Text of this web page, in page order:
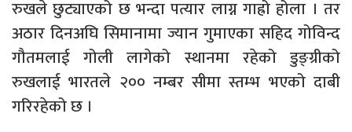
रुखले छुट्याएको छ भन्दा पत्यार लाग्न गाह्रो होला । तर
अठार दिनअघि सिमानामा ज्यान गुमाएका सहिद गोविन्द
गौतमलाई गोली लागेको स्थानमा रहेको डुङ्ग्रीको
रुखलाई भारतले २०० नम्बर सीमा स्तम्भ भएको दाबी
गरिरहेको छ ।